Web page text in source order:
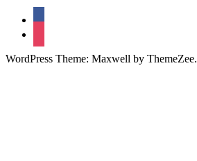
WordPress Theme: Maxwell by ThemeZee.